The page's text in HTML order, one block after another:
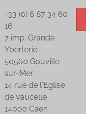
+33 (0) 6 87 34 60
16
7 imp. Grande
Yberterie
50560 Gouville-
sur-Mer
14 rue de l'Eglise
de Vaucelle
14000 Caen